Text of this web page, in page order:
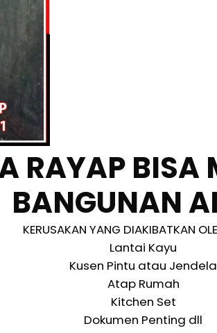
RAYAP BISA
BANGUNAN
KERUSAKAN YANG DIAKIBATKAN
Lantai Kayu
Kusen Pintu atau Jendela
Atap Rumah
Kitchen Set
Dokumen Penting dll